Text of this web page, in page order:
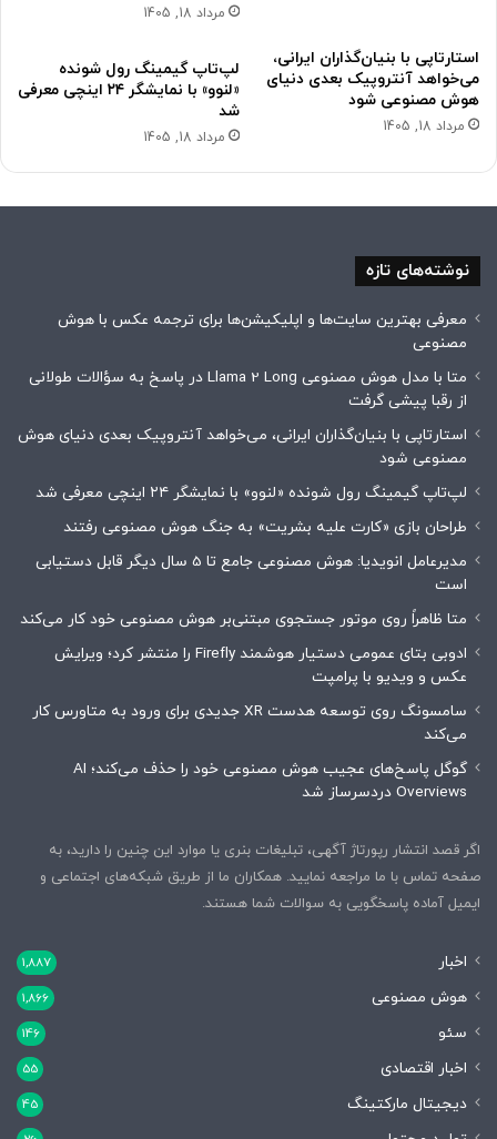
مرداد 18, 1405
استارتاپی با بنیان‌گذاران ایرانی،
می‌خواهد آنتروپیک بعدی دنیای
هوش مصنوعی شود
مرداد 18, 1405
لپ‌تاپ گیمینگ رول شونده
«لنوو» با نمایشگر ۲۴ اینچی معرفی
شد
مرداد 18, 1405
نوشته‌های تازه
معرفی بهترین سایت‌ها و اپلیکیشن‌ها برای ترجمه عکس با هوش
مصنوعی
متا با مدل هوش مصنوعی Llama 2 Long در پاسخ به سؤالات طولانی
از رقبا پیشی گرفت
استارتاپی با بنیان‌گذاران ایرانی، می‌خواهد آنتروپیک بعدی دنیای هوش
مصنوعی شود
لپ‌تاپ گیمینگ رول شونده «لنوو» با نمایشگر ۲۴ اینچی معرفی شد
طراحان بازی «کارت علیه بشریت» به جنگ هوش مصنوعی رفتند
مدیرعامل انویدیا: هوش مصنوعی جامع تا 5 سال دیگر قابل دستیابی
است
متا ظاهراً روی موتور جستجوی مبتنی‌بر هوش مصنوعی خود کار می‌کند
ادوبی بتای عمومی دستیار هوشمند Firefly را منتشر کرد؛ ویرایش
عکس و ویدیو با پرامپت
سامسونگ روی توسعه هدست XR جدیدی برای ورود به متاورس کار
می‌کند
گوگل پاسخ‌های عجیب هوش مصنوعی خود را حذف می‌کند؛ AI
Overviews دردسرساز شد
اگر قصد انتشار رپورتاژ آگهی، تبلیغات بنری یا موارد این چنین را دارید، به
صفحه تماس با ما مراجعه نمایید. همکاران ما از طریق شبکه‌های اجتماعی و
ایمیل آماده پاسخگویی به سوالات شما هستند.
اخبار 1,887
هوش مصنوعی 1,866
سئو 146
اخبار اقتصادی 55
دیجیتال مارکتینگ 45